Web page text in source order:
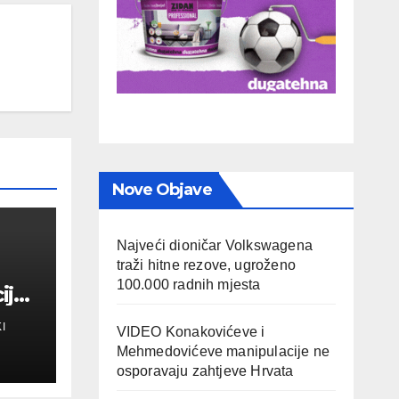
Nove Objave
Najveći dioničar Volkswagena
traži hitne rezove, ugroženo
100.000 radnih mjesta
VIDEO Konakovićeve i
Mehmedovićeve manipulacije ne
osporavaju zahtjeve Hrvata